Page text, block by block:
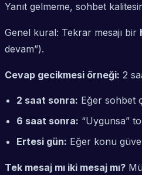
Yanıt gelmeme, sohbet
Genel kural: Tekrar mesajı bir
devam”).
Cevap gecikmesi örneği: 2
2 saat sonra: Eğer sohbet
6 saat sonra: “Uygunsa”
Ertesi gün: Eğer konu
Tek mesaj mı iki mesaj mı?